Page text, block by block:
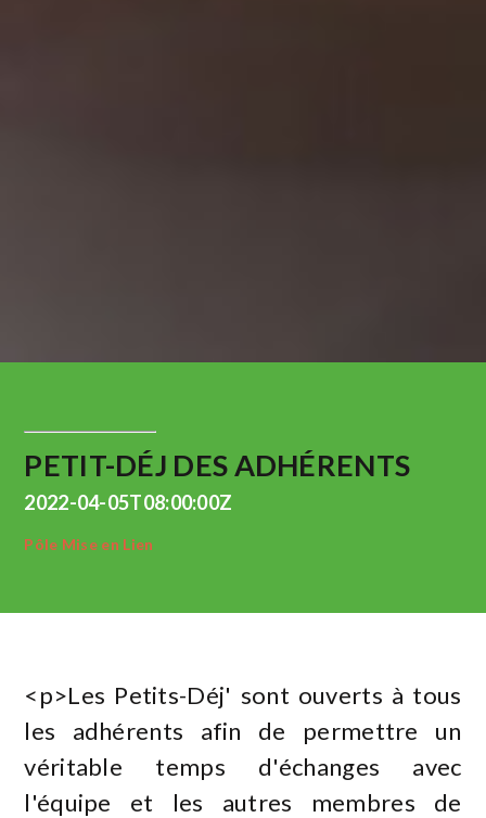
PETIT-DÉJ DES ADHÉRENTS
2022-04-05T08:00:00Z
Pôle Mise en Lien
<p>Les Petits-Déj' sont ouverts à tous
les adhérents afin de permettre un
véritable temps d'échanges avec
l'équipe et les autres membres de